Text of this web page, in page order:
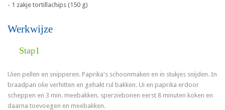
- 1 zakje tortillachips (150 g)
Werkwijze
Stap1
Uien pellen en snipperen. Paprika's schoonmaken en in stukjes snijden. In
braadpan olie verhitten en gehakt rul bakken. Ui en paprika erdoor
scheppen en 3 min. meebakken. sperziebonen eerst 8 minuten koken en
daarna toevoegen en meebakken.